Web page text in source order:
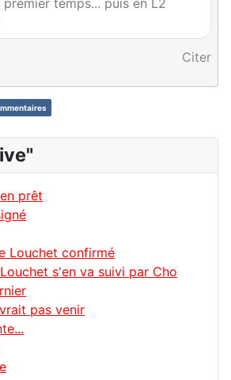
premier temps... puis en L2
Citer
prêt
Louchet confirmé
s'en va suivi par Cho
pas venir